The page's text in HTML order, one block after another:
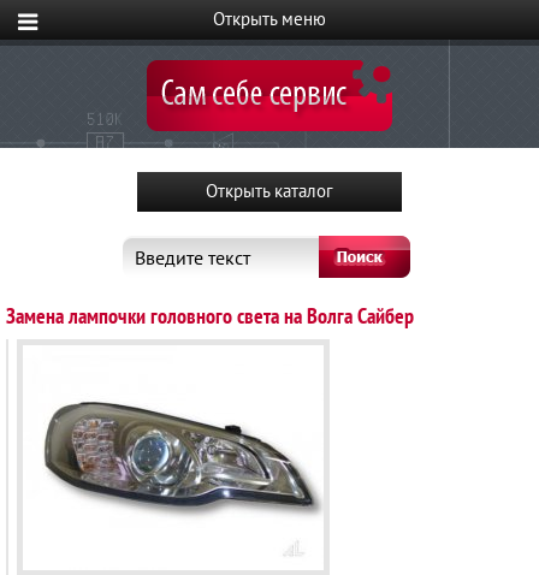
Введите текст
Замена лампочки головного света на Волга Сайбер